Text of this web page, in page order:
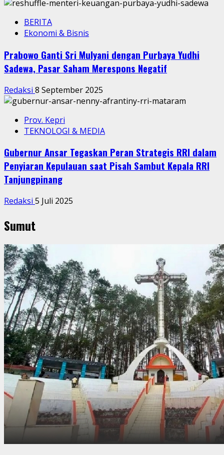
BERITA
Ekonomi & Bisnis
Prabowo Ganti Sri Mulyani dengan Purbaya Yudhi
Sadewa, Pasar Saham Merespons Negatif
Redaksi 8 September 2025
Prov. Kepri
TEKNOLOGI & MEDIA
Gubernur Ansar Tegaskan Peran Strategis RRI dalam
Penyiaran Kepulauan saat Pisah Sambut Kepala RRI
Tanjungpinang
Redaksi 5 Juli 2025
Sumut